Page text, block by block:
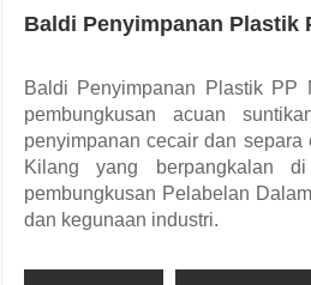
Baldi Penyimpanan Plastik
Baldi Penyimpanan Plastik PP
pembungkusan acuan
penyimpanan cecair dan
Kilang yang berpangkalan
pembungkusan Pelabelan
dan kegunaan industri.